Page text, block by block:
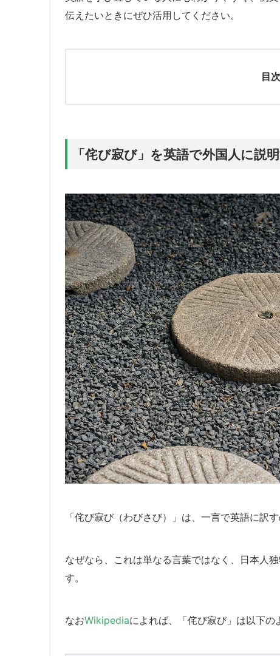
伝えたいときにぜひ活用してください。
目次
「侘び寂び」を英語で外国人に説
「侘び寂び（わびさび）」は、一言で英語に訳
なぜなら、これは単なる言葉ではなく、日本人
す。
なおWikipediaによれば、「侘び寂び」は以下の